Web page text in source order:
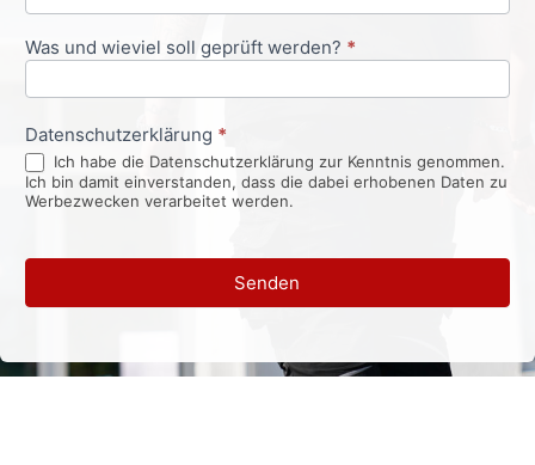
Was und wieviel soll geprüft werden? *
Datenschutzerklärung *
Ich habe die Datenschutzerklärung zur Kenntnis genommen.
Ich bin damit einverstanden, dass die dabei erhobenen Daten zu
Werbezwecken verarbeitet werden.
Senden